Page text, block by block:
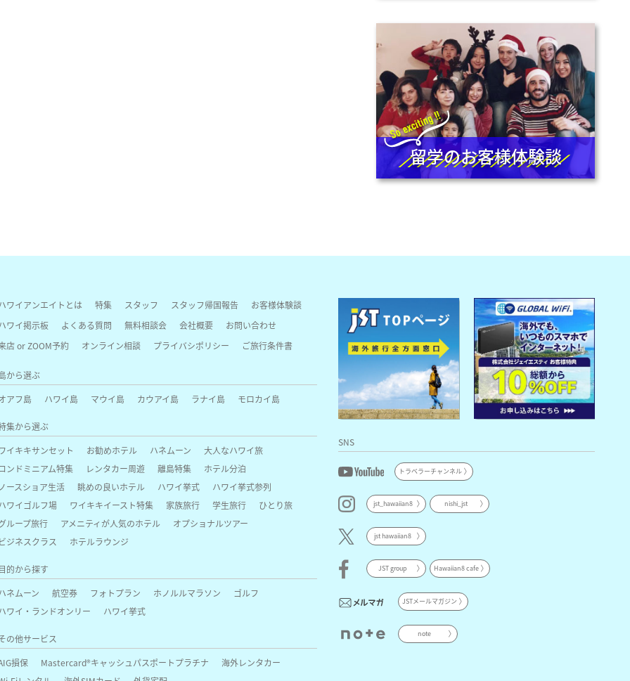
留学のお客様体験談
ワイアンエイトとは 特集 スタッフ スタッフ帰国報告
お客様体験談
ワイ掲示板
よくある質問 無料相談会 会社概要
お問い合わせ
店 or ZOOM予約
オンライン相談 プライバシポリシー ご旅行条件書
から選ぶ
アフ島
ハワイ島 マウイ島 カウアイ島 ラナイ島 モロカイ島
集から選ぶ
イキキサンセット
お勧めホテル ハネムーン
大人なハワイ旅
コンドミニアム特集
レンタカー周遊 離島特集
ホテル分泊
ノースショア生活
眺めの良いホテル ハワイ挙式
ハワイ挙式参列
ワイゴルフ場
ワイキキイースト特集 家族旅行 学生旅行
ひとり旅
ループ旅行
アメニティが人気のホテル
オプショナルツアー
ビジネスクラス
ホテルラウンジ
目的から探す
ネムーン
航空券 フォトプラン ホノルルマラソン
ゴルフ
ワイ・ランドオンリー
ハワイ挙式
の他サービス
損保
Mastercard®キャッシュパスポートプラチナ
海外レンタカー
SNS
トラベラーチャンネル
jst_hawaiian8 nishi_jst
jst hawaiian8
JST group Hawaiian8 cafe
JSTメールマガジン
note